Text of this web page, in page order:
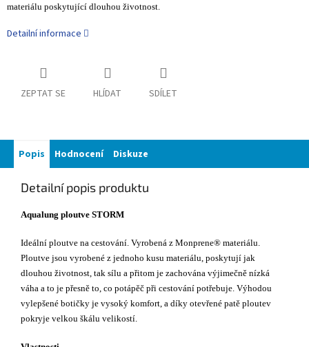
materiálu poskytující dlouhou životnost.
Detailní informace
ZEPTAT SE HLÍDAT SDÍLET
Popis Hodnocení Diskuze
Detailní popis produktu
Aqualung ploutve STORM
Ideální ploutve na cestování. Vyrobená z Monprene® materiálu.
Ploutve jsou vyrobené z jednoho kusu materiálu, poskytují jak
dlouhou životnost, tak sílu a přitom je zachována výjimečně nízká
váha a to je přesně to, co potápěč při cestování potřebuje. Výhodou
vylepšené botičky je vysoký komfort, a díky otevřené patě ploutev
pokryje velkou škálu velikostí.